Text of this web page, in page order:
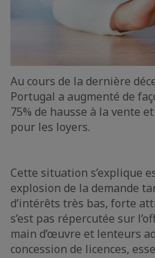
Au cours de la dernière
Portugal a augmenté de
75% de hausse à la vente
pour les loyers.
Cette situation s’explique
explosion de la demande
d’intérêts très bas, forte
s’est pas répercutée sur
main d’œuvre et lenteurs
concession de licences,